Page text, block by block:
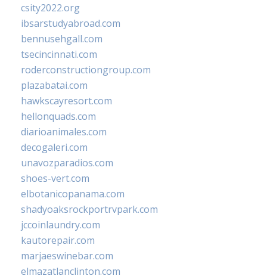
csity2022.org
ibsarstudyabroad.com
bennusehgall.com
tsecincinnati.com
roderconstructiongroup.com
plazabatai.com
hawkscayresort.com
hellonquads.com
diarioanimales.com
decogaleri.com
unavozparadios.com
shoes-vert.com
elbotanicopanama.com
shadyoaksrockportrvpark.com
jccoinlaundry.com
kautorepair.com
marjaeswinebar.com
elmazatlanclinton.com